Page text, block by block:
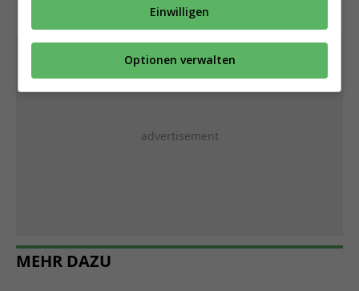
MEHR DAZU
Einwilligen
Optionen verwalten